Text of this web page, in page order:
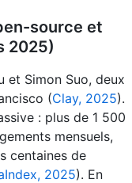
source et
2025)
et Simon Suo, deux
(Clay, 2025).
: plus de 1 500
mensuels,
centaines de
2025). En